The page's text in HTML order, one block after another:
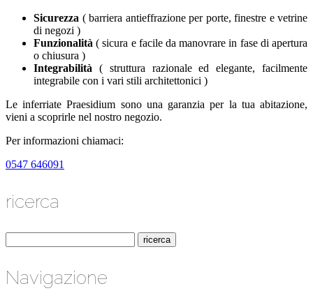
Sicurezza ( barriera antieffrazione per porte, finestre e vetrine
di negozi )
Funzionalità( sicura e facile da manovrare in fase di apertura
o chiusura )
Integrabilità ( struttura razionale ed elegante, facilmente
integrabile con i vari stili architettonici )
Le inferriate Praesidium sono una garanzia per la tua abitazione,
vieni a scoprirle nel nostro negozio.
Per informazioni chiamaci:
0547 646091
ricerca
Navigazione